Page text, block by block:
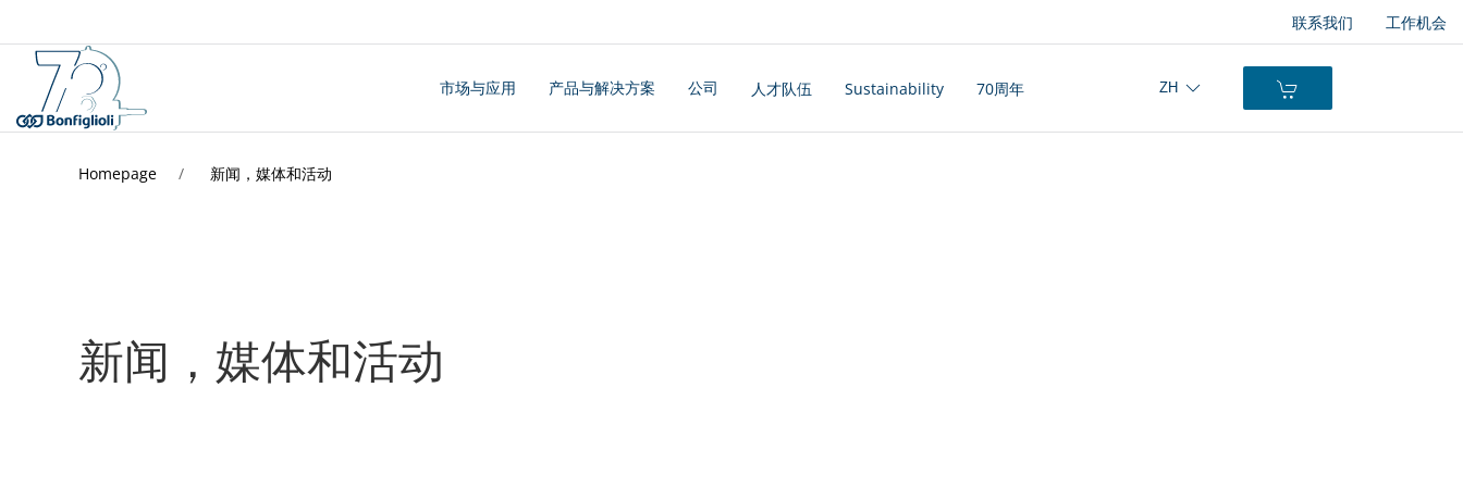
联系我们 工作机会
市场与应用 产品与解决方案 公司 人才队伍 Sustainability 70周年 ZH
Homepage 新闻，媒体和活动
新闻，媒体和活动